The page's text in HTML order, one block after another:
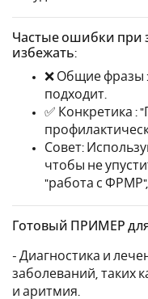
Частые ошибки при
избежать:
❌ Общие фразы
подходит.
✅ Конкретика :
Совет:
чтобы не
"работа с
Готовый ПРИМЕР
- Диагностика и
заболеваний, таких
и аритмия.